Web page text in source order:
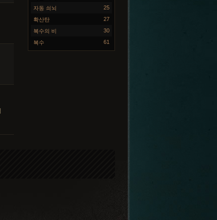
자동 쇠뇌 25
확산탄 27
복수의 비 30
복수 61